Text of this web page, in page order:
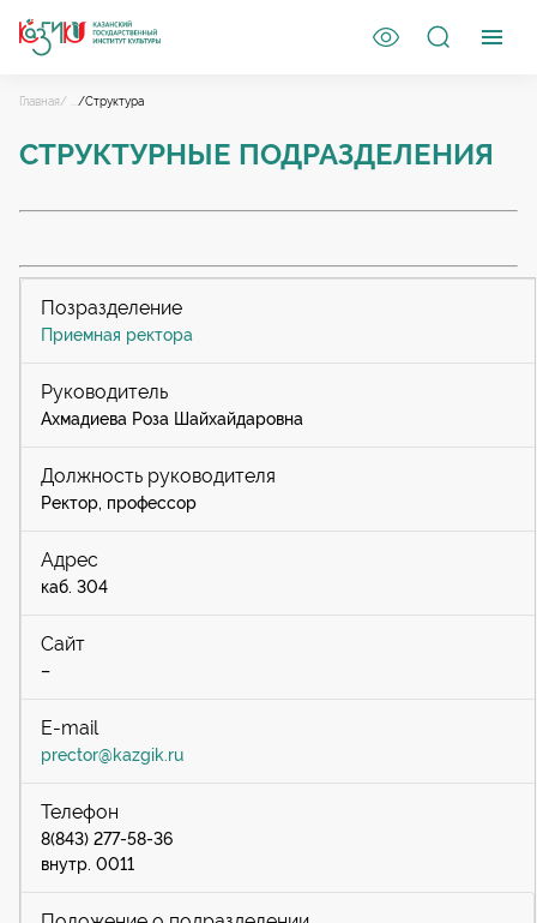
Главная/ ... /Структура
СТРУКТУРНЫЕ ПОДРАЗДЕЛЕНИЯ
Приемная ректора
Ахмадиева Роза Шайхайдаровна
Ректор, профессор
каб. 304
–
prector@kazgik.ru
8(843) 277-58-36
внутр. 0011